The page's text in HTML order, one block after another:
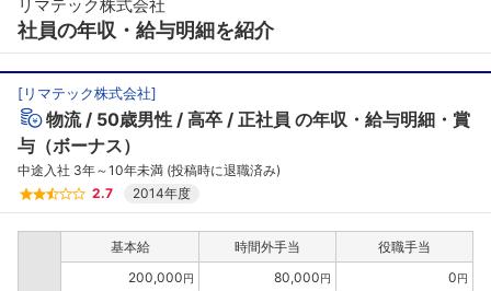
リマテック株式会社
社員の年収・給与明細を紹介
[リマテック株式会社]
物流 50歳男性 高卒 正社員 の年収・給与明細・賞
与（ボーナス）
中途入社 3年～10年未満 (投稿時に退職済み)
2.7
2014年度
基本給 時間外手当
役職手当
200,000円 80,000円 0円